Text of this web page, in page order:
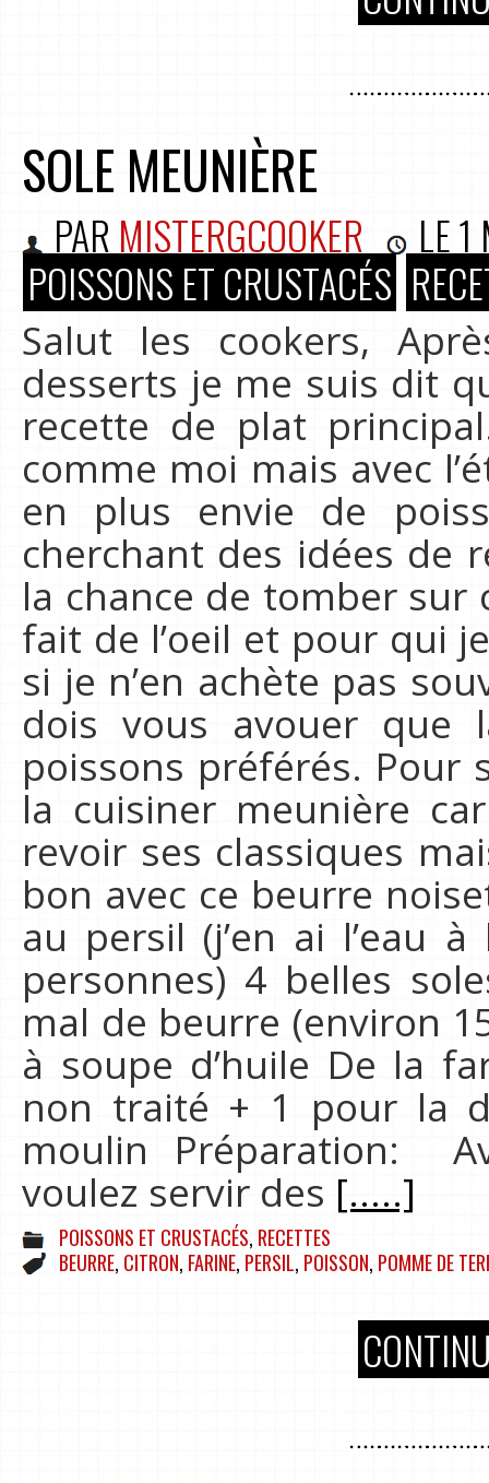
SOLE MEUNIÈRE
PAR MISTERGCOOKER LE1
POISSONS ET CRUSTACÉS
Salut les cookers,
desserts je me suis dit
recette de plat
comme moi mais avec
en plus envie de
cherchant des idées de
la chance de tomber sur
fait de l’oeil et pour qui
si je n’en achète pas
dois vous avouer que
poissons préférés. Pour
la cuisiner meunière
revoir ses classiques
bon avec ce beurre
au persil (j’en ai l’eau
personnes) 4 belles
mal de beurre (environ
à soupe d’huile De la
non traité + 1 pour la
moulin Préparation:
voulez servir des [.....]
POISSONS ET CRUSTACÉS, RECETTES
BEURRE, CITRON, FARINE, PERSIL, POISSON, POMME DE